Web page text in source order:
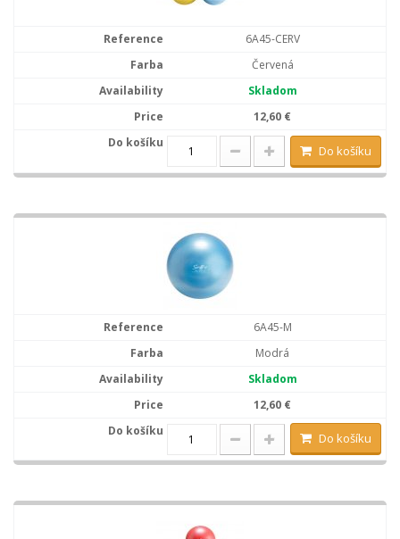
6A45-CERV
Červená
Skladom
12,60 €
Do košíku
6A45-M
Modrá
Skladom
12,60 €
Do košíku